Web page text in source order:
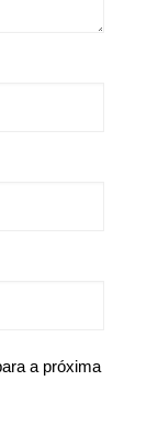
a próxima